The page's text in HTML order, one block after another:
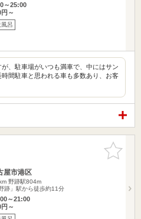
～25:00
～
風呂
、駐車場がいつも満車で、中にはサン
間駐車と思われる車も多数あり、お客
お気に入
りに追加
屋市港区
野跡駅804m
跡」駅から徒歩約11分
～21:00
～